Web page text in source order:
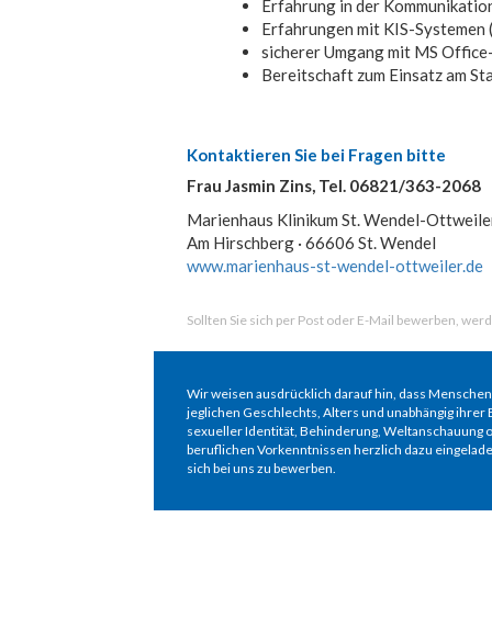
Erfahrung in der
Erfahrungen mit KIS-
sicherer Umgang mit MS
Bereitschaft zum Einsatz am
Kontaktieren Sie bei Fragen bitte
Frau Jasmin Zins, Tel. 06821/363-2068
Marienhaus Klinikum St. Wendel-
Am Hirschberg · 66606 St. Wendel
www.marienhaus-st-wendel-ottweiler.de
Sollten Sie sich per Post oder E-Mail bewerben,
Wir weisen ausdrücklich darauf hin, dass Menschen
jeglichen Geschlechts, Alters und unabhängig ihrer
sexueller Identität, Behinderung, Weltanschauung
beruflichen Vorkenntnissen herzlich dazu
sich bei uns zu bewerben.